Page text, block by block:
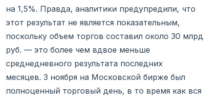
на 1,5%. Правда, аналитики предупредили, что
этот результат не является показательным,
поскольку объем торгов составил около 30 млрд
руб. — это более чем вдвое меньше
среднедневного результата последних
месяцев. 3 ноября на Московской бирже был
полноценный торговый день, в то время как вся